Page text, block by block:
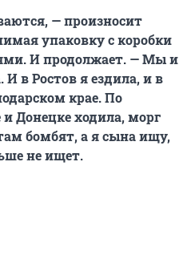
— произносит
упаковку с коробки
И продолжает. — Мы и
в Ростов я ездила, и в
крае. По
Донецке ходила, морг
бомбят, а я сына ищу,
не ищет.